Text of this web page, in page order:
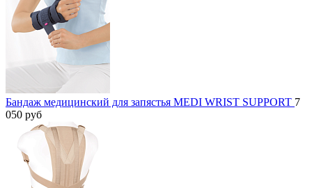
Бандаж медицинский для запястья MEDI WRIST SUPPORT 7
050 руб